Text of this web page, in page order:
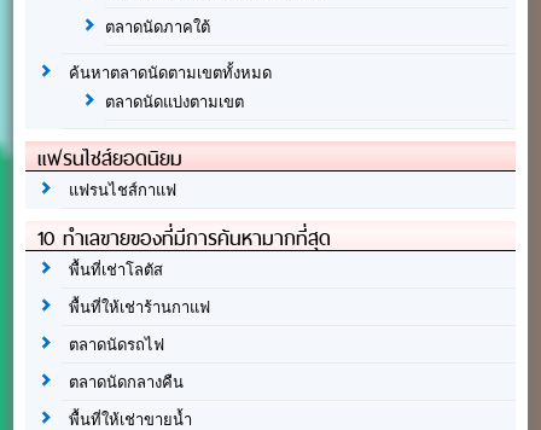
ตลาดนัดภาคใต้
ค้นหาตลาดนัดตามเขตทั้งหมด
ตลาดนัดแบ่งตามเขต
แฟรนไชส์ยอดนิยม
แฟรนไชส์กาแฟ
10 ทำเลขายของที่มีการค้นหามากที่สุด
พื้นที่เช่าโลตัส
พื้นที่ให้เช่าร้านกาแฟ
ตลาดนัดรถไฟ
ตลาดนัดกลางคืน
พื้นที่ให้เช่าขายน้ำ